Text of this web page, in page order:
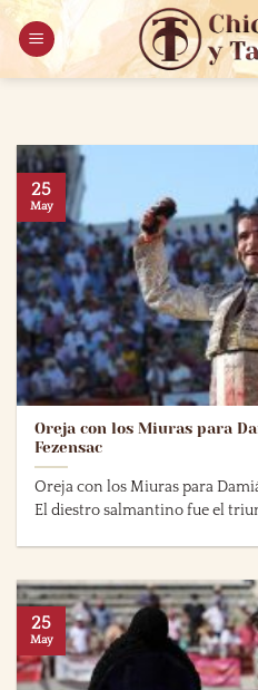
Saltar
contenido
Oreja con los Miuras para
Fezensac
Oreja con los Miuras para
El diestro salmantino fue el
25
May
25
May